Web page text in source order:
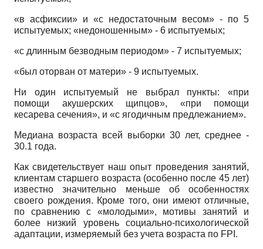
«в асфиксии» и «с недостаточным весом» - по 5
испытуемых; «недоношенным» - 6 испытуемых;
«с длинным безводным периодом» - 7 испытуемых;
«был оторван от матери» - 9 испытуемых.
Ни один испытуемый не выбрал пункты: «при
помощи акушерских щипцов», «при помощи
кесарева сечения», и «с ягодичным предлежанием».
Медиана возраста всей выборки 30 лет, среднее -
30.1 года.
Как свидетельствует наш опыт проведения занятий,
клиентам старшего возраста (особенно после 45 лет)
известно значительно меньше об особенностях
своего рождения. Кроме того, они имеют отличные,
по сравнению с «молодыми», мотивы занятий и
более низкий уровень социально-психологической
адаптации, измеряемый без учета возраста по FPI .